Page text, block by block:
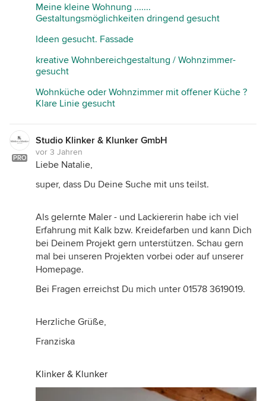
Meine kleine Wohnung .......
Gestaltungsmöglichkeiten dringend gesucht
Ideen gesucht. Fassade
kreative Wohnbereichgestaltung / Wohnzimmer-
gesucht
Wohnküche oder Wohnzimmer mit offener Küche ?
Klare Linie gesucht
PRO
Studio Klinker & Klunker GmbH
vor 3 Jahren
Liebe Natalie,
super, dass Du Deine Suche mit uns teilst.
Als gelernte Maler - und Lackiererin habe ich viel
Erfahrung mit Kalk bzw. Kreidefarben und kann Dich
bei Deinem Projekt gern unterstützen. Schau gern
mal bei unseren Projekten vorbei oder auf unserer
Homepage.
Bei Fragen erreichst Du mich unter 01578 3619019.
Herzliche Grüße,
Franziska
Klinker & Klunker